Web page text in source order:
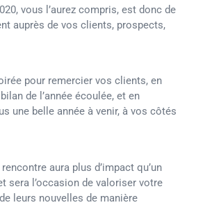
vous l’aurez compris, est donc de
auprès de vos clients, prospects,
pour remercier vos clients, en
de l’année écoulée, et en
une belle année à venir, à vos côtés
aura plus d’impact qu’un
sera l’occasion de valoriser votre
leurs nouvelles de manière